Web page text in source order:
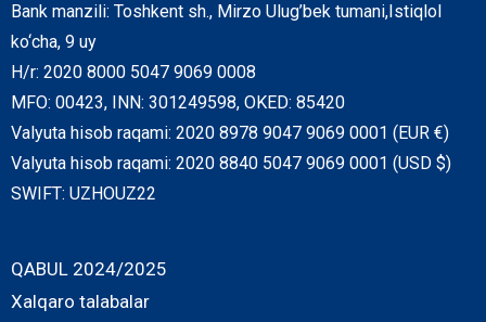
Bank manzili: Toshkent sh., Mirzo Ulug’bek tumani,Istiqlol
ko‘cha, 9 uy
H/r: 2020 8000 5047 9069 0008
MFO: 00423, INN: 301249598, OKED: 85420
Valyuta hisob raqami: 2020 8978 9047 9069 0001 (EUR €)
Valyuta hisob raqami: 2020 8840 5047 9069 0001 (USD $)
SWIFT: UZHOUZ22
QABUL 2024/2025
Xalqaro talabalar